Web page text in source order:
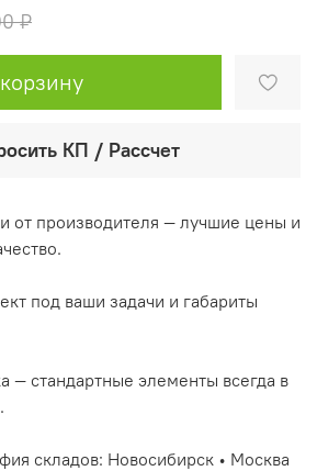
₽
КП / Рассчет
от производителя — лучшие цены и
под ваши задачи и габариты
— стандартные элементы всегда в
складов: Новосибирск • Москва